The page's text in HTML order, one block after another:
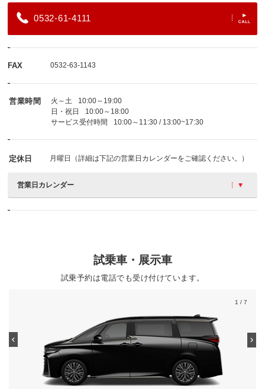
0532-61-4111
FAX 0532-63-1143
営業時間 火～土
10:00～19:00
日・祝日
10:00～18:00
サービス受付時間
10:00～11:30 / 13:00~17:30
定休日 月曜日（詳細は下記の営業日カレンダーをご確認ください。）
営業日カレンダー
試乗車・展示車
試乗予約は電話でも受け付けています。
1 / 7